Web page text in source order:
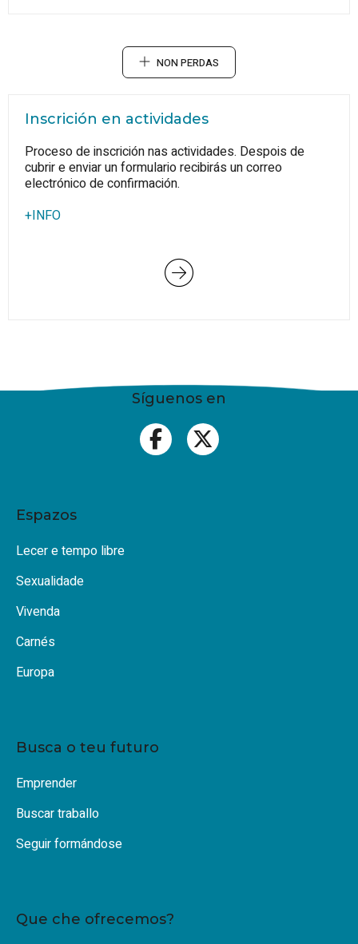
NON PERDAS
Inscrición en actividades
Proceso de inscrición nas actividades. Despois de
cubrir e enviar un formulario recibirás un correo
electrónico de confirmación.
+INFO
Síguenos en
Espazos
Lecer e tempo libre
Sexualidade
Vivenda
Carnés
Europa
Busca o teu futuro
Emprender
Buscar traballo
Seguir formándose
Que che ofrecemos?